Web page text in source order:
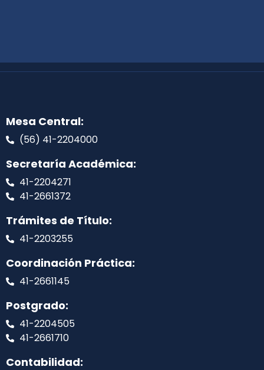
Mesa Central:
(56) 41-2204000
Secretaría Académica:
41-2204271
41-2661372
Trámites de Título:
41-2203255
Coordinación Práctica:
41-2661145
Postgrado:
41-2204505
41-2661710
Contabilidad: